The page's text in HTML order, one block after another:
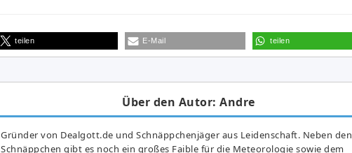
teilen E-Mail teilen
Über den Autor: Andre
Gründer von Dealgott.de und Schnäppchenjäger aus Leidenschaft. Neben den
Schnäppchen gibt es noch ein großes Fai­ble für die Meteorologie sowie dem